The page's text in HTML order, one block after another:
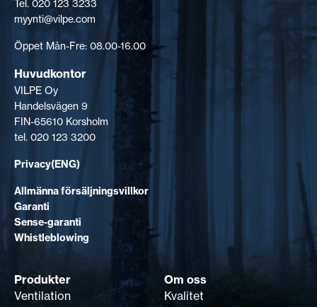
Tel. 020 123 3233
myynti@vilpe.com
Öppet Mån-Fre: 08.00-16.00
Huvudkontor
VILPE Oy
Handelsvägen 9
FIN-65610 Korsholm
tel. 020 123 3200
Privacy(ENG)
Allmänna försäljningsvillkor
Garanti
Sense-garanti
Whistleblowing
Produkter
Ventilation
Om oss
Kvalitet